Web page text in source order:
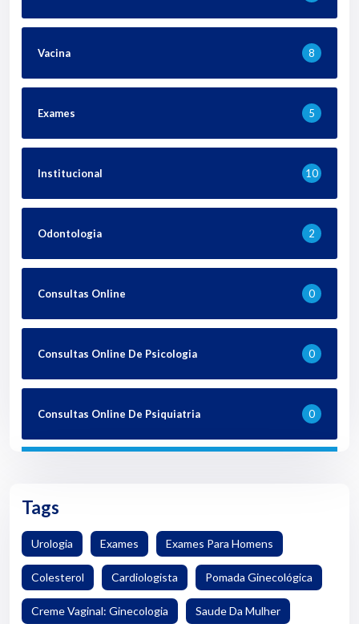
Vacina 8
Exames 5
Institucional 10
Odontologia 2
Consultas Online 0
Consultas Online De Psicologia 0
Consultas Online De Psiquiatria 0
Tags
Urologia Exames Exames Para Homens
Colesterol Cardiologista Pomada Ginecológica
Creme Vaginal: Ginecologia Saude Da Mulher